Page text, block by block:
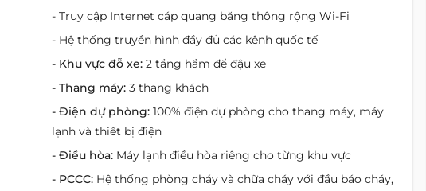
- Truy cập Internet cáp quang băng thông rộng Wi-Fi
- Hệ thống truyền hình đầy đủ các kênh quốc tế
- Khu vực đỗ xe: 2 tầng hầm để đậu xe
- Thang máy: 3 thang khách
- Điện dự phòng: 100% điện dự phòng cho thang máy, máy
lạnh và thiết bị điện
- Điều hòa: Máy lạnh điều hòa riêng cho từng khu vực
- PCCC: Hệ thống phòng cháy và chữa cháy với đầu báo cháy,